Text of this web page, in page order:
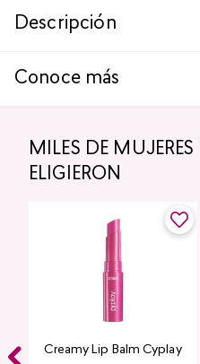
Descripción
Conoce más
MILES DE
ELIGIERON
Creamy Lip Balm Cyplay